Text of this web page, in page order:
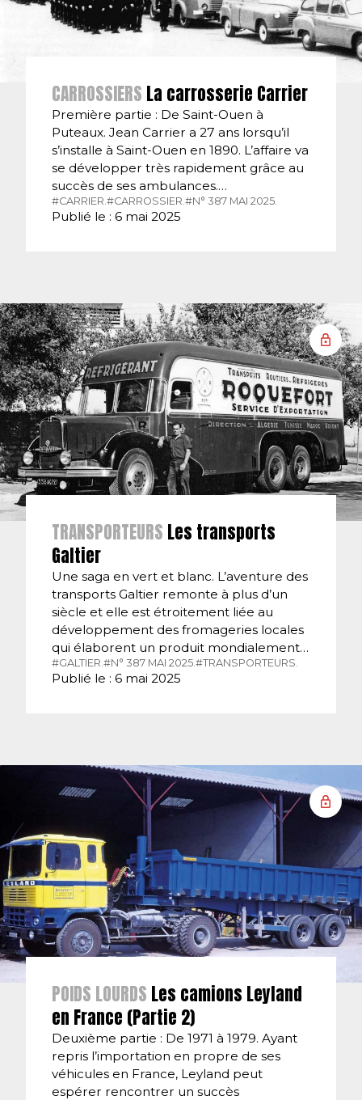
CARROSSIERS La carrosserie Carrier
Première partie : De Saint-Ouen à
Puteaux. Jean Carrier a 27 ans lorsqu’il
s’installe à Saint-Ouen en 1890. L’affaire va
se développer très rapidement grâce au
succès de ses ambulances.…
#CARRIER.#CARROSSIER.#N° 387 MAI 2025.
Publié le : 6 mai 2025
TRANSPORTEURS Les transports
Galtier
Une saga en vert et blanc. L’aventure des
transports Galtier remonte à plus d’un
siècle et elle est étroitement liée au
développement des fromageries locales
qui élaborent un produit mondialement…
#GALTIER.#N° 387 MAI 2025.#TRANSPORTEURS.
Publié le : 6 mai 2025
POIDS LOURDS Les camions Leyland
en France (Partie 2)
Deuxième partie : De 1971 à 1979. Ayant
repris l’importation en propre de ses
véhicules en France, Leyland peut
espérer rencontrer un succès